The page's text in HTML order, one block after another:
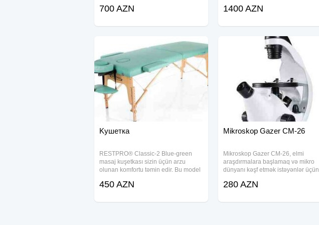
Beige masaj masası sizin üçün
materiallardan
700 AZN
Hərəkətli hissəsi sayəsində xəstəni
vəziyyətdə yerləşdirmək
1400 AZN
Kушетка
RESTPRO® Classic-2 Blue-green
masaj kuşetkası sizin üçün arzu
olunan komfortu təmin edir. Bu model
yaşadacaq, siz isə işinizə daha yaxşı
çantasından
450 AZN
Mikroskop Gazer CM-26
Mikroskop Gazer CM-26, elmi
araşdırmalara başlamaq və mikro
dünyanı kəşf etmək istəyənlər üçün
şagirdləri, həm də elmi təcrübələrlə
istifadəsi rahat bir
280 AZN